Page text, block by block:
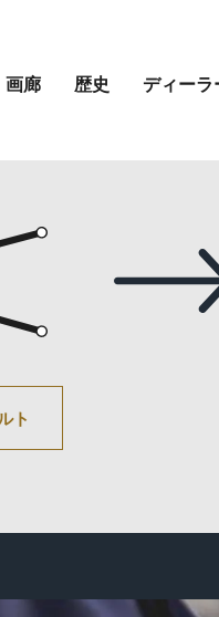
画廊 歴史 ディーラ
ト